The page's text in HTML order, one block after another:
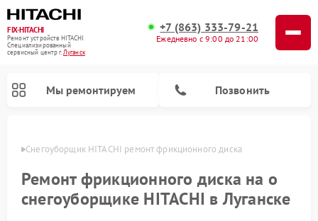
FIX-HITACHI
Ремонт устройств HITACHI
Специализированный
cервисный центр г.Луганск
+7 (863) 333-79-21
Ежедневно с 9:00 до 21:00
Мы ремонтируем Позвонить
Снегоуборщик HITACHI ремонт фрикционного диска
Ремонт фрикционного диска на о
снегоуборщике HITACHI в Луганске